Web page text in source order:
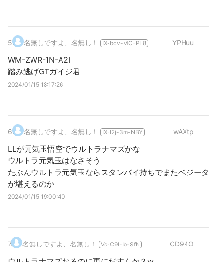
5. 名無しですよ、名無し！ IX-bcv-MC-PL8 YPHuu
WM-ZWR-1N-A2I
踏み逃げGTガイジ君
2024/01/15 18:17:26
6. 名無しですよ、名無し！ IX-I2j-3m-NBY wAXtp
LLが元気玉悟空でウルトラナマズかな
ウルトラ元気玉はなさそう
たぶんウルトラ元気玉ならスタンバイ持ちでまたベジータ
が堪えるのか
2024/01/15 19:00:40
7. 名無しですよ、名無し！ Vs-C9l-Ib-SfN CD94O